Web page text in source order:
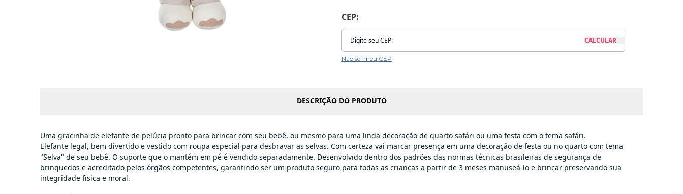
CEP:
Não sei meu CEP
DESCRIÇÃO DO PRODUTO
Uma gracinha de elefante de pelúcia pronto para brincar com seu bebê, ou mesmo para uma linda decoração de quarto safári ou uma festa com o tema safári.
Elefante legal, bem divertido e vestido com roupa especial para desbravar as selvas. Com certeza vai marcar presença em uma decoração de festa ou no quarto com tema
"Selva" de seu bebê. O suporte que o mantém em pé é vendido separadamente. Desenvolvido dentro dos padrões das normas técnicas brasileiras de segurança de
brinquedos e acreditado pelos órgãos competentes, garantindo ser um produto seguro para todas as crianças a partir de 3 meses manuseá-lo e brincar preservando sua
integridade física e moral.